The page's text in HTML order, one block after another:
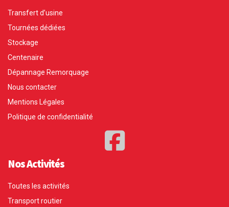
Transfert d’usine
Tournées dédiées
Stockage
Centenaire
Dépannage Remorquage
Nous contacter
Mentions Légales
Politique de confidentialité
Nos Activités
Toutes les activités
Transport routier